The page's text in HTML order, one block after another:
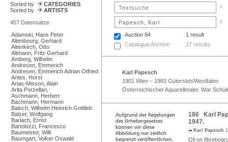
Sorted by
CATEGORIES
Sorted by
ARTISTS
457 Datensätze
Adamski, Hans Peter
Altenbourg, Gerhard
Altenkirch, Otto
Altmann, Fritz Gerhard
Amberg, Wilhelm
Andresen, Emmerich
Andresen, Emmerich Adrian Otfried
Antes, Horst
Arias-Misson, Alain
Arita Porzellan,
Aschmann, Herbert
Bachmann, Hermann
Baisch, Wilhelm Heinrich Gottlieb
Balzer, Wolfgang
Barlach, Ernst
Bartolozzi, Francesco
Baumeister, Willi
Baumgart, Volker Oswald
x
x
Auction 84
1 result
Catalogue Archive
27 results
Karl Papesch
1901 Wien – 1983 Gütersloh/Westfalen
Österreichischer Aquarellmaler. War
186 Karl
1947.
Karl Papesch
Oil on